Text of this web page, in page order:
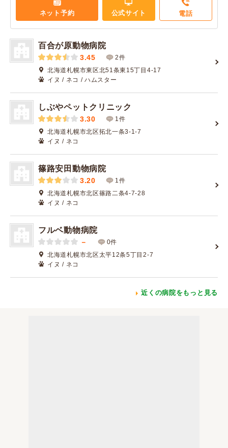
ネット予約 公式サイト 電話
百合が原動物病院
3.45
2件
北海道札幌市東区北51条東15丁目4-17
イヌ / ネコ / ハムスター
しぶやペットクリニック
3.30
1件
北海道札幌市北区拓北一条3-1-7
イヌ / ネコ
篠路安田動物病院
3.20
1件
北海道札幌市北区篠路二条4-7-28
イヌ / ネコ
フルベ動物病院
－
0件
北海道札幌市北区太平12条5丁目2-7
イヌ / ネコ
近くの病院をもっと見る